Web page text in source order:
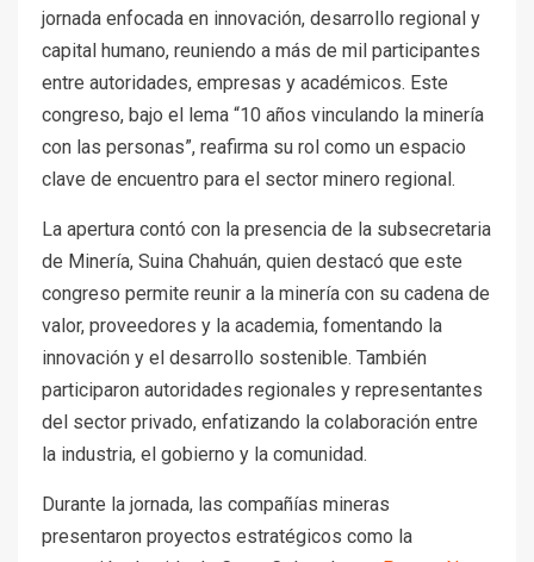
jornada enfocada en innovación, desarrollo regional y
capital humano, reuniendo a más de mil participantes
entre autoridades, empresas y académicos. Este
congreso, bajo el lema “10 años vinculando la minería
con las personas”, reafirma su rol como un espacio
clave de encuentro para el sector minero regional.
La apertura contó con la presencia de la subsecretaria
de Minería, Suina Chahuán, quien destacó que este
congreso permite reunir a la minería con su cadena de
valor, proveedores y la academia, fomentando la
innovación y el desarrollo sostenible. También
participaron autoridades regionales y representantes
del sector privado, enfatizando la colaboración entre
la industria, el gobierno y la comunidad.
Durante la jornada, las compañías mineras
presentaron proyectos estratégicos como la